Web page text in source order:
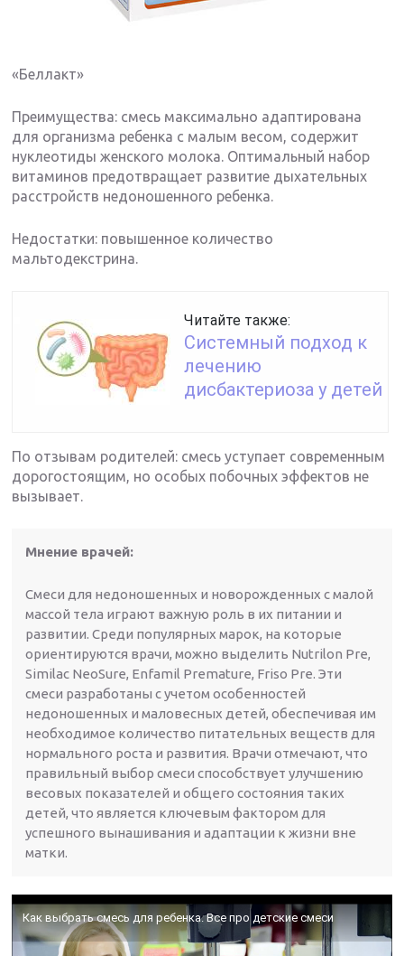
«Беллакт»
Преимущества: смесь максимально адаптирована
для организма ребенка с малым весом, содержит
нуклеотиды женского молока. Оптимальный набор
витаминов предотвращает развитие дыхательных
расстройств недоношенного ребенка.
Недостатки: повышенное количество
мальтодекстрина.
Читайте также:
Системный подход к
лечению
дисбактериоза у детей
По отзывам родителей: смесь уступает современным
дорогостоящим, но особых побочных эффектов не
вызывает.
Мнение врачей:
Смеси для недоношенных и новорожденных с малой
массой тела играют важную роль в их питании и
развитии. Среди популярных марок, на которые
ориентируются врачи, можно выделить Nutrilon Pre,
Similac NeoSure, Enfamil Premature, Friso Pre. Эти
смеси разработаны с учетом особенностей
недоношенных и маловесных детей, обеспечивая им
необходимое количество питательных веществ для
нормального роста и развития. Врачи отмечают, что
правильный выбор смеси способствует улучшению
весовых показателей и общего состояния таких
детей, что является ключевым фактором для
успешного вынашивания и адаптации к жизни вне
матки.
Как выбрать смесь для ребенка. Все про детские смеси